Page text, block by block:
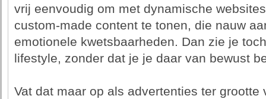
vrij eenvoudig om met dynamische
custom-made content te tonen, die nauw
emotionele kwetsbaarheden. Dan zie je
lifestyle, zonder dat je je daar van bewust
Vat dat maar op als advertenties ter grootte